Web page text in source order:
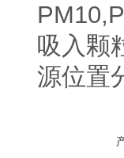
吸入颗
源位置